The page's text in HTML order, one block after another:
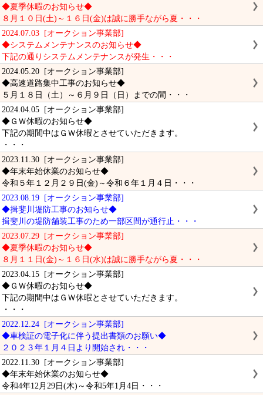
◆夏季休暇のお知らせ◆
８月１０日(土)～１６日(金)は誠に勝手ながら夏・・・
2024.07.03 [オークション事業部]
◆システムメンテナンスのお知らせ◆
下記の通りシステムメンテナンスが発生・・・
2024.05.20 [オークション事業部]
◆高速道路集中工事のお知らせ◆
５月１８日（土）～６月９日（日）までの間・・・
2024.04.05 [オークション事業部]
◆ＧＷ休暇のお知らせ◆
下記の期間中はＧＷ休暇とさせていただきます。
・・・
2023.11.30 [オークション事業部]
◆年末年始休業のお知らせ◆
令和５年１２月２９日(金)～令和６年１月４日・・・
2023.08.19 [オークション事業部]
◆揖斐川堤防工事のお知らせ◆
揖斐川の堤防舗装工事のため一部区間が通行止・・・
2023.07.29 [オークション事業部]
◆夏季休暇のお知らせ◆
８月１１日(金)～１６日(水)は誠に勝手ながら夏・・・
2023.04.15 [オークション事業部]
◆ＧＷ休暇のお知らせ◆
下記の期間中はＧＷ休暇とさせていただきます。
・・・
2022.12.24 [オークション事業部]
◆車検証の電子化に伴う提出書類のお願い◆
２０２３年１月４日より開始され・・・
2022.11.30 [オークション事業部]
◆年末年始休業のお知らせ◆
令和4年12月29日(木)～令和5年1月4日・・・